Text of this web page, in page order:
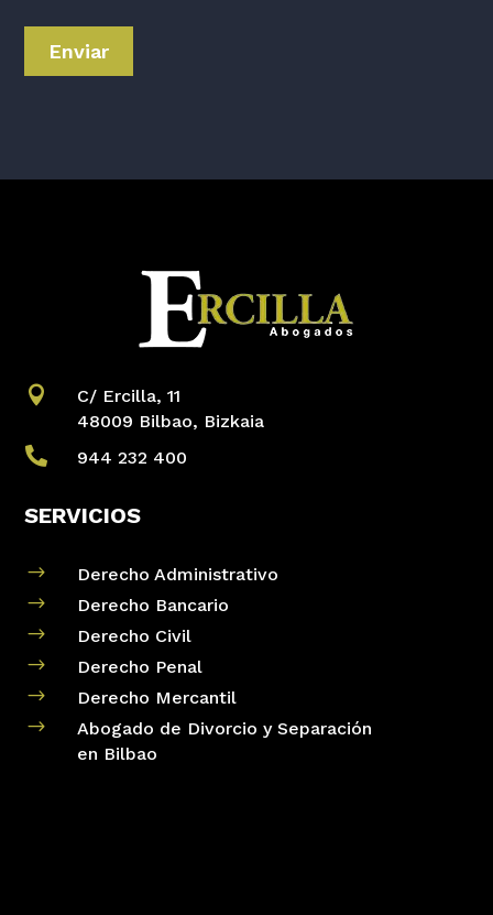

C/ Ercilla, 11
48009 Bilbao, Bizkaia
 944 232 400
SERVICIOS
$ Derecho Administrativo
$ Derecho Bancario
$ Derecho Civil
$ Derecho Penal
$ Derecho Mercantil
$
Abogado de Divorcio y Separación
en Bilbao